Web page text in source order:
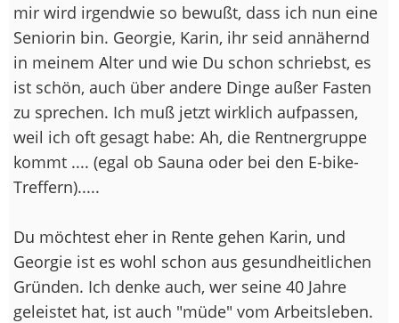
mir wird irgendwie so bewußt, dass ich nun eine
Seniorin bin. Georgie, Karin, ihr seid annähernd
in meinem Alter und wie Du schon schriebst, es
ist schön, auch über andere Dinge außer Fasten
zu sprechen. Ich muß jetzt wirklich aufpassen,
weil ich oft gesagt habe: Ah, die Rentnergruppe
kommt .... (egal ob Sauna oder bei den E-bike-
Treffern).....
Du möchtest eher in Rente gehen Karin, und
Georgie ist es wohl schon aus gesundheitlichen
Gründen. Ich denke auch, wer seine 40 Jahre
geleistet hat, ist auch "müde" vom Arbeitsleben.